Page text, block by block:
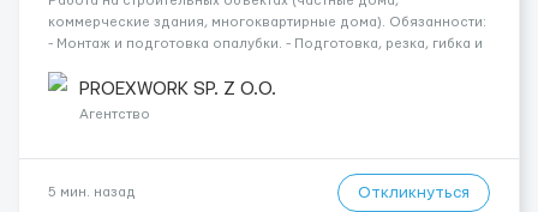
коммерческие здания, многоквартирные дома). Обязанности:
- Монтаж и подготовка опалубки. - Подготовка, резка, гибка и
Связка арматурных стержней. - Заливка бетона. - Демонтаж
опалубки после за...
PROEXWORK SP. Z O.O.
Агентство
5 мин. назад Откликнуться